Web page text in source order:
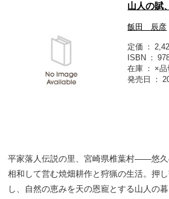
山人の賦
飯田 辰彦
定価
ISBN
在庫
×品
発売日
平家落人伝説の里、宮崎県椎葉村――悠
相和して営む焼畑耕作と狩猟の生活。押
し、自然の恵みを天の恩寵とする山人の暮